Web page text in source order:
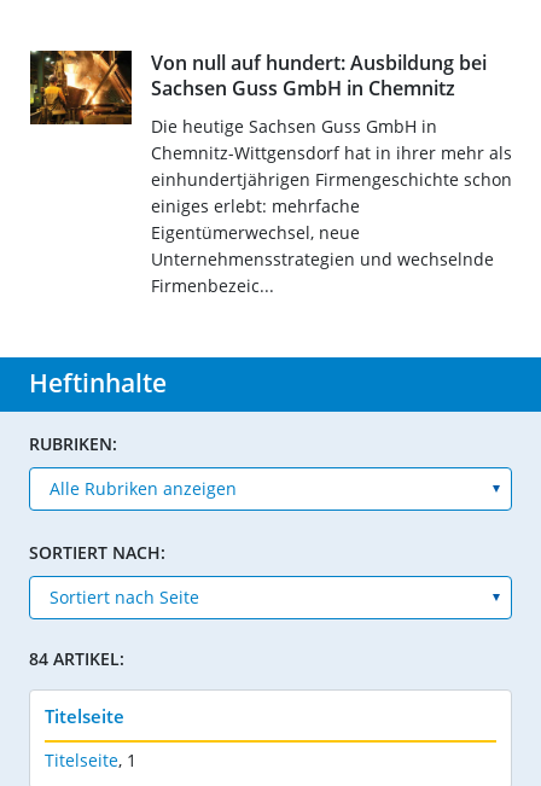
Von null auf hundert: Ausbildung bei
Sachsen Guss GmbH in Chemnitz
Die heutige Sachsen Guss GmbH in
Chemnitz-Wittgensdorf hat in ihrer mehr als
einhundertjährigen Firmengeschichte schon
einiges erlebt: mehrfache
Eigentümerwechsel, neue
Unternehmensstrategien und wechselnde
Firmenbezeic...
Heftinhalte
RUBRIKEN:
SORTIERT NACH:
84 ARTIKEL:
Titelseite
Titelseite, 1